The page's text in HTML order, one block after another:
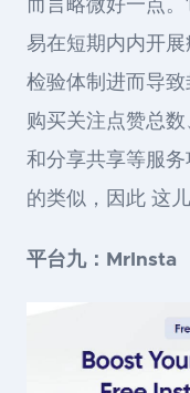
而言略微好一点
易在短期内内开
检验体制进而导
购买关注点赞总
和分享共享等服
的类似，因此 这
平台九：MrInsta